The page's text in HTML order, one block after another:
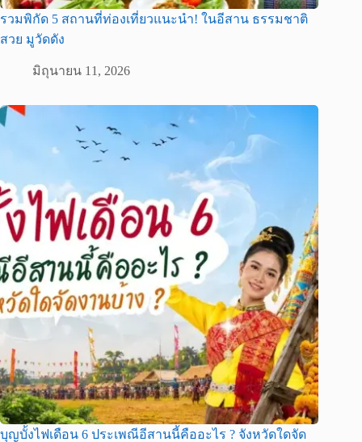
รวมพิกัด 5 สถานที่ท่องเที่ยวแนะนำ! ในอีสาน ธรรมชาติ
สวย มูวัดดัง
มิถุนายน 11, 2026
บุญบั้งไฟเดือน 6 ประเพณีอีสานนี้คืออะไร ? จังหวัดใดจัด